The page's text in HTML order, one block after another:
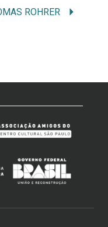
ROHRER